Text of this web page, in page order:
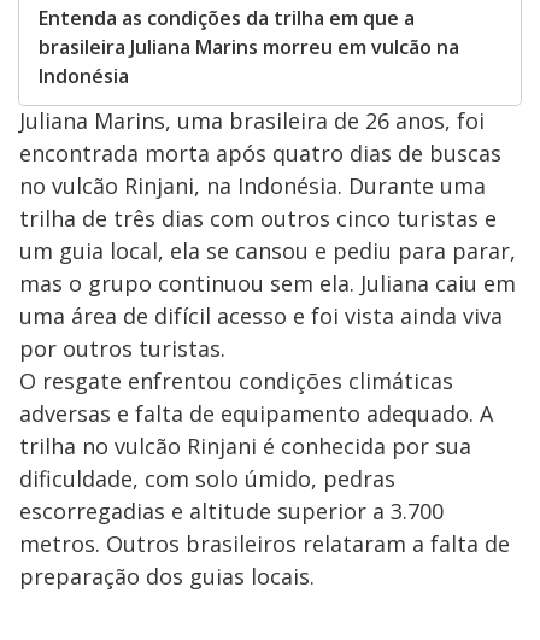
Entenda as condições da trilha em que a
brasileira Juliana Marins morreu em vulcão na
Indonésia
Juliana Marins, uma brasileira de 26 anos, foi
encontrada morta após quatro dias de buscas
no vulcão Rinjani, na Indonésia. Durante uma
trilha de três dias com outros cinco turistas e
um guia local, ela se cansou e pediu para parar,
mas o grupo continuou sem ela. Juliana caiu em
uma área de difícil acesso e foi vista ainda viva
por outros turistas.
O resgate enfrentou condições climáticas
adversas e falta de equipamento adequado. A
trilha no vulcão Rinjani é conhecida por sua
dificuldade, com solo úmido, pedras
escorregadias e altitude superior a 3.700
metros. Outros brasileiros relataram a falta de
preparação dos guias locais.